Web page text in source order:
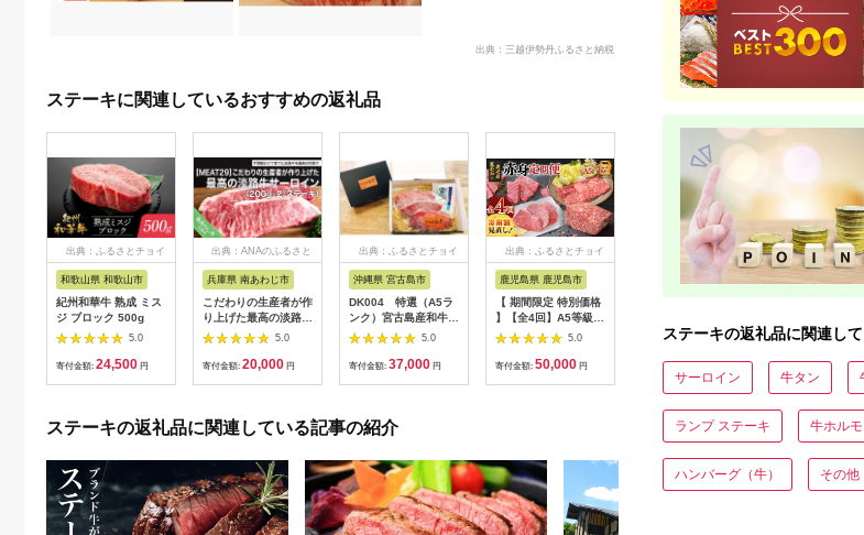
出典：三越伊勢丹ふるさと納税
ステーキに関連しているおすすめの返礼品
出典：ふるさとチョイ
和歌山県 和歌山市
紀州和華牛 熟成 ミス
ジ ブロック 500g
5.0
寄付金額: 24,500 円
出典：ANAのふるさと
兵庫県 南あわじ市
こだわりの生産者が作
り上げた最高の淡路牛
サーロイン
200g×2（ステーキ）
5.0
寄付金額: 20,000 円
出典：ふるさとチョイ
沖縄県 宮古島市
DK004 特選（A5ラ
ンク）宮古島産和牛ミ
スジステーキセット
｜沖縄 宮古島 ふるさ
と納税 おすすめ 人気
5.0
寄付金額: 37,000 円
出典：ふるさとチョイ
鹿児島県 鹿児島市
【 期間限定 特別価格
】【全4回】A5等級鹿
児島黒毛和牛赤身定期
便 K002-T01
5.0
寄付金額: 50,000 円
出典：ふるさとチョイ
ス
5.0
寄付金額: 40,000
出典：ふるさ
三重県 明和町
牛 牛肉 和牛
冷凍 ふるさと
テーキ 焼肉 濃
やわらか やわ
赤身 2枚 モモ
ステーキの返礼品に関連している記事の紹介
ステーキの返礼品に関連し
サーロイン 牛タン
ランプ ステーキ 牛ホル
ハンバーグ（牛） その他